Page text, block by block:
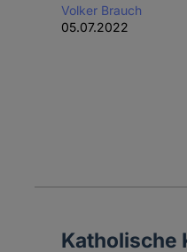
Volker Brauch
05.07.2022
Katholische